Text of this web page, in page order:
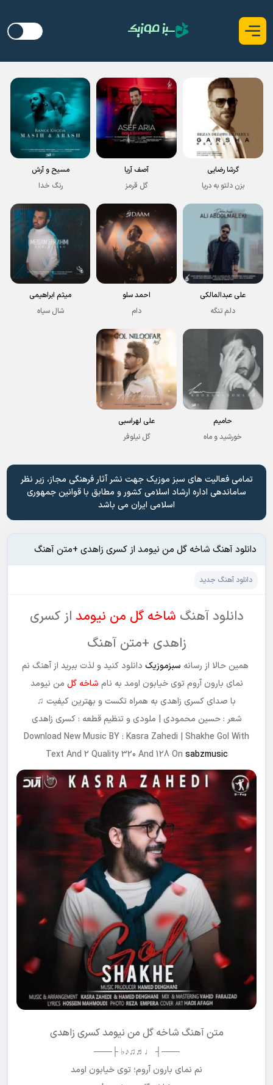
گرشا رضایی
بزن دلتو به دریا
آصف آریا
گل قرمز
مسیح و آرش
رنگ خدا
علی عبدالمالکی
دلم تنگه
احمد سلو
دام
میثم ابراهیمی
شال سیاه
حامیم
خورشید و ماه
علی لهراسبی
گل نیلوفر
تمامی فعالیت های سبز موزیک جهت نشر آثار فرهنگی مجاز، زیر نظر
ساماندهی اداره ارشاد اسلامی کشور و مطابق با قوانین جمهوری
اسلامی ایران می باشد
دانلود آهنگ شاخه گل من نیومد از کسری زاهدی +متن آهنگ
دانلود آهنگ جدید
دانلود آهنگ شاخه گل من نیومد از کسری
زاهدی +متن آهنگ
همین حالا از رسانه سبزموزیک دانلود کنید و لذت ببرید از آهنگ نم
نمای بارون آروم توی خیابون اومد به نام شاخه گل من نیومد
با صدای کسری زاهدی به همراه تکست و بهترین کیفیت ♫
شعر : حسین محمودی | ملودی و تنظیم قطعه : کسری زاهدی
Download New Music BY : Kasra Zahedi | Shakhe Gol With
Text And 2 Quality 320 And 128 On sabzmusic
متن آهنگ شاخه گل من نیومد کسری زاهدی
───┤ ♩♬♫♪♭ ├───
نم نمای بارون آروم؛ توی خیابون اومد